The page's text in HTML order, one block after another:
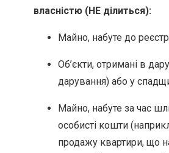
власністю (НЕ ділиться):
Майно, набуте до
Об’єкти, отримані в
дарування) або у
Майно, набуте за час
особисті кошти
продажу квартири, що